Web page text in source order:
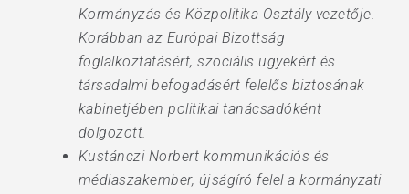
Kormányzás és Közpolitika Osztály vezetője.
Korábban az Európai Bizottság
foglalkoztatásért, szociális ügyekért és
társadalmi befogadásért felelős biztosának
kabinetjében politikai tanácsadóként
dolgozott.
Kustánczi Norbert kommunikációs és
médiaszakember, újságíró felel a kormányzati